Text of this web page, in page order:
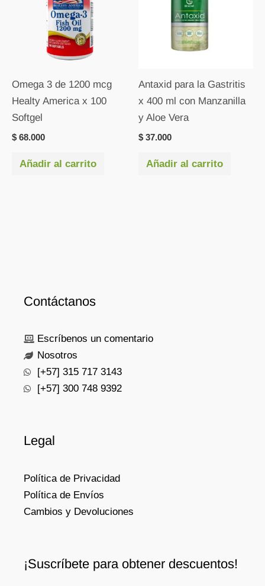
Omega 3 de 1200 mcg
Healty America x 100
Softgel
$ 68.000
Añadir al carrito
Antaxid para la Gastritis
x 400 ml con Manzanilla
y Aloe Vera
$ 37.000
Añadir al carrito
Contáctanos
Escríbenos un comentario
Nosotros
[+57] 315 717 3143
[+57] 300 748 9392
Legal
Política de Privacidad
Política de Envíos
Cambios y Devoluciones
¡Suscríbete para obtener descuentos!